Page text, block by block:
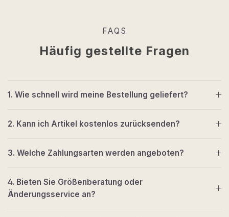
FAQS
Häufig gestellte Fragen
1. Wie schnell wird meine Bestellung geliefert?
2. Kann ich Artikel kostenlos zurücksenden?
3. Welche Zahlungsarten werden angeboten?
4. Bieten Sie Größenberatung oder
Änderungsservice an?